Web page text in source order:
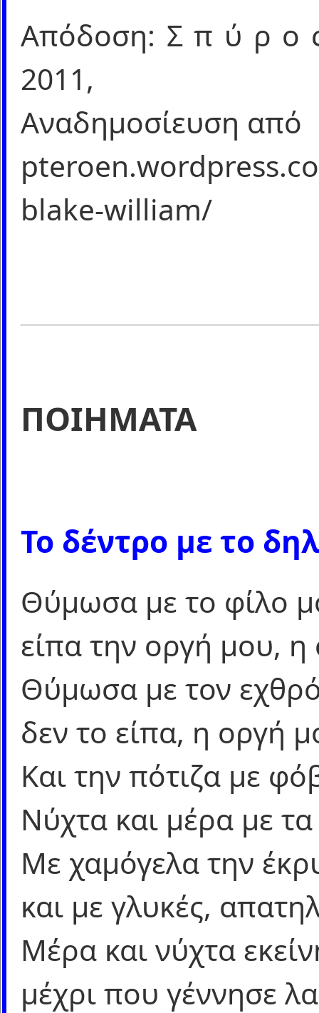
Απόδοση: Σ π ύ ρ ο
2011,
Αναδημοσίευση από
blake-william/
ΠΟΙΗΜΑΤΑ
Το δέντρο με το
Θύμωσα με το φίλο
είπα την οργή μου,
Θύμωσα με τον
δεν το είπα, η οργή
Και την πότιζα με
Νύχτα και μέρα με
Με χαμόγελα την
και με γλυκές,
Μέρα και νύχτα
μέχρι που γέννησε